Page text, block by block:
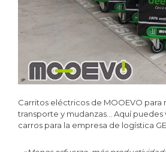
Carritos eléctricos de MOOEVO para
transporte y mudanzas… Aquí
carros para la empresa de logística